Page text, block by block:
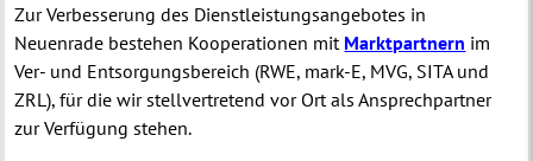
Zur Verbesserung des Dienstleistungsangebotes in
Neuenrade bestehen Kooperationen mit Marktpartnern im
Ver- und Entsorgungsbereich (RWE, mark-E, MVG, SITA und
ZRL), für die wir stellvertretend vor Ort als Ansprechpartner
zur Verfügung stehen.